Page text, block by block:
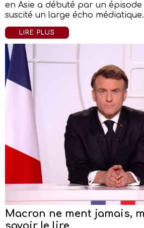
en Asie a débuté par un
suscité un large écho
LIRE PLUS
Macron ne ment jamais,